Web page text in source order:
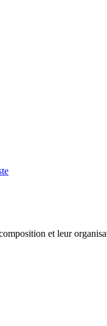
et leur